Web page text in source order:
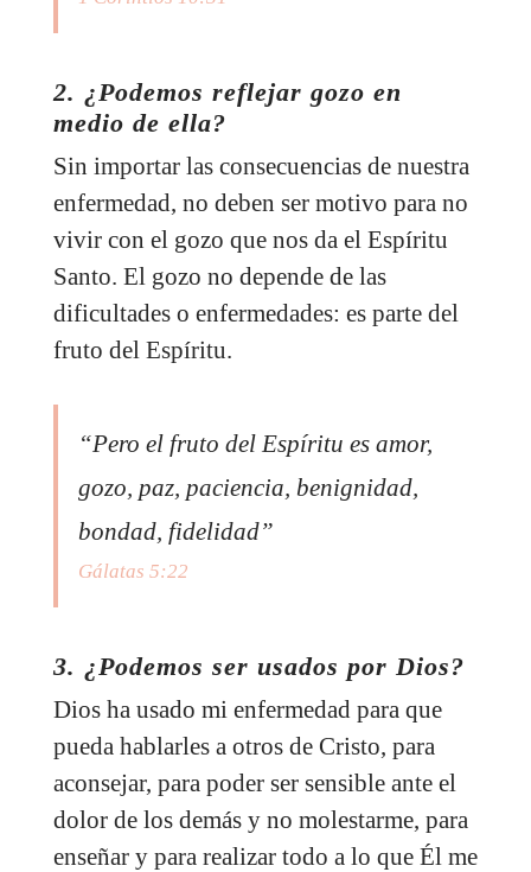
2. ¿Podemos reflejar gozo en
medio de ella?
Sin importar las consecuencias de nuestra
enfermedad, no deben ser motivo para no
vivir con el gozo que nos da el Espíritu
Santo. El gozo no depende de las
dificultades o enfermedades: es parte del
fruto del Espíritu.
“Pero el fruto del Espíritu es amor,
gozo, paz, paciencia, benignidad,
bondad, fidelidad”
Gálatas 5:22
3. ¿Podemos ser usados por Dios?
Dios ha usado mi enfermedad para que
pueda hablarles a otros de Cristo, para
aconsejar, para poder ser sensible ante el
dolor de los demás y no molestarme, para
enseñar y para realizar todo a lo que Él me